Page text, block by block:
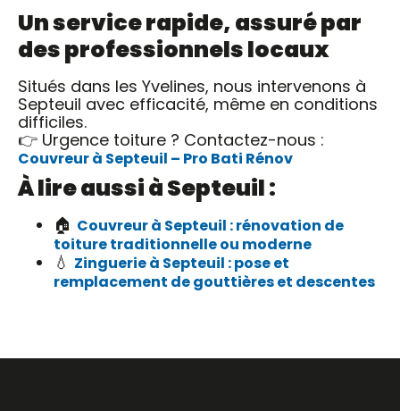
Un service rapide, assuré par
des professionnels locaux
Situés dans les Yvelines, nous intervenons à
Septeuil avec efficacité, même en conditions
difficiles.
👉 Urgence toiture ? Contactez-nous :
Couvreur à Septeuil – Pro Bati Rénov
À lire aussi à Septeuil :
🏠 Couvreur à Septeuil : rénovation de
toiture traditionnelle ou moderne
💧 Zinguerie à Septeuil : pose et
remplacement de gouttières et descentes